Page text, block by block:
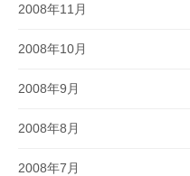
2008年11月
2008年10月
2008年9月
2008年8月
2008年7月